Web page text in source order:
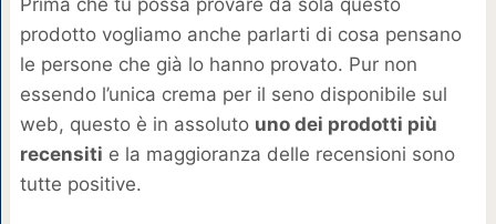
Prima che tu possa provare da sola questo
prodotto vogliamo anche parlarti di cosa pensano
le persone che già lo hanno provato. Pur non
essendo l’unica crema per il seno disponibile sul
web, questo è in assoluto uno dei prodotti più
recensiti e la maggioranza delle recensioni sono
tutte positive.